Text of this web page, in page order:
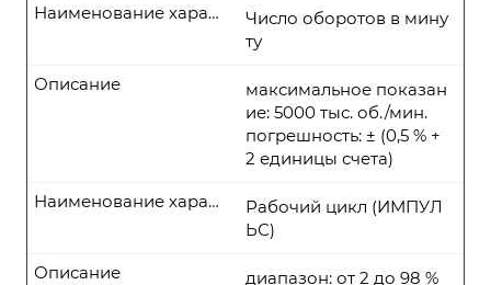
Число оборотов в мину
ту
Наименование характеристики
максимальное показан
ие: 5000 тыс. об./мин.
погрешность: ± (0,5 % +
2 единицы счета)
Описание
Рабочий цикл (ИМПУЛ
ЬС)
Наименование характеристики
диапазон: от 2 до 98 %
Описание